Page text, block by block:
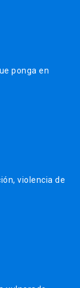
ponga en
violencia de